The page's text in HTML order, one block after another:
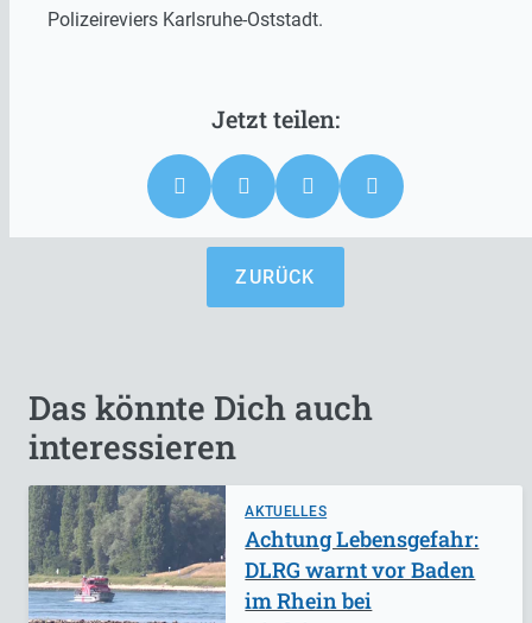
Polizeireviers Karlsruhe-Oststadt.
ZURÜCK
Das könnte Dich auch
interessieren
AKTUELLES
Achtung Lebensgefahr:
DLRG warnt vor Baden
im Rhein bei